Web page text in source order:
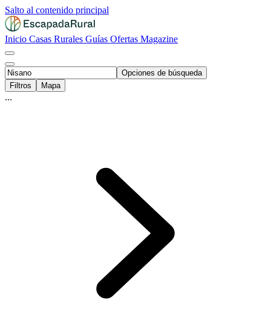
Salto al contenido principal
Inicio Casas Rurales Guías Ofertas Magazine
Opciones de búsqueda
Filtros
Mapa
...